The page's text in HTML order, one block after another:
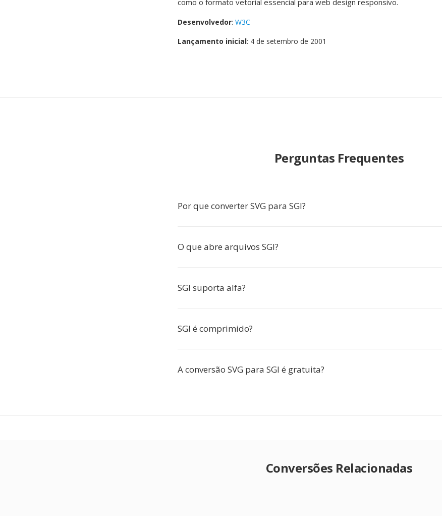
como o formato vetorial essencial para web design responsivo.
Desenvolvedor: W3C
Lançamento inicial: 4 de setembro de 2001
Perguntas Frequentes
Por que converter SVG para SGI?
O que abre arquivos SGI?
SGI suporta alfa?
SGI é comprimido?
A conversão SVG para SGI é gratuita?
Conversões Relacionadas